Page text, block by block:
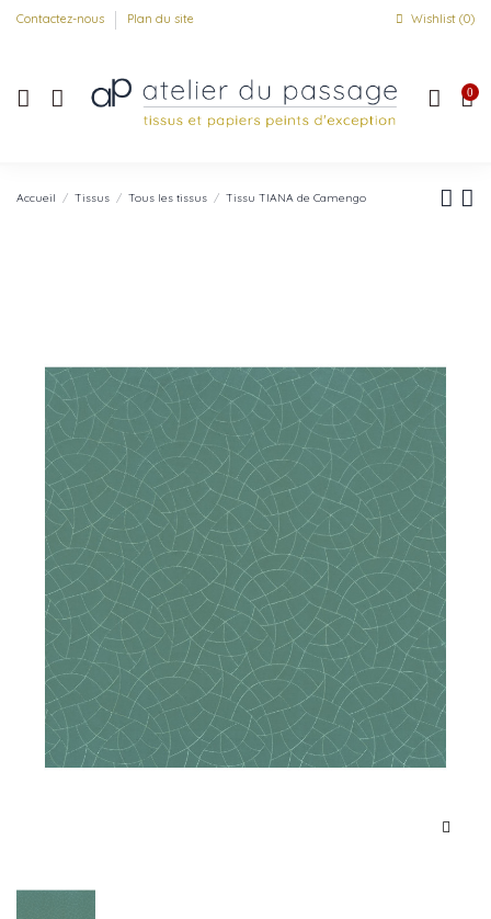
Contactez-nous Plan du site Wishlist (0)
0
Accueil Tissus Tous les tissus Tissu TIANA de Camengo